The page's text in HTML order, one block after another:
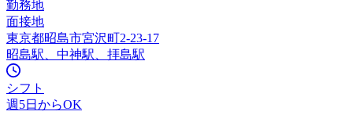
勤務地
面接地
東京都昭島市宮沢町2-23-17
昭島駅、中神駅、拝島駅
シフト
週5日からOK